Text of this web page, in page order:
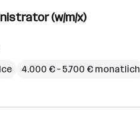
(w/m/x)
4.000 € – 5.700 € monatlich